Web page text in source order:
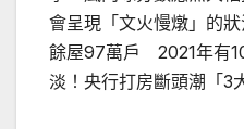
會呈現「文火慢燉」的
餘屋97萬戶 2021年有
淡！央行打房斷頭潮「3